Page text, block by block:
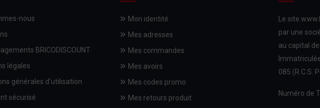
nous
BRICODISCOUNT
légales
générales d'utilisation
sécurisé
Mon identité
Mes adresses
Mes commandes
Mes avoirs
Mes codes promo
Mes retours produit
Le site
par une
au capital
085 (R.C.S.
Numéro de